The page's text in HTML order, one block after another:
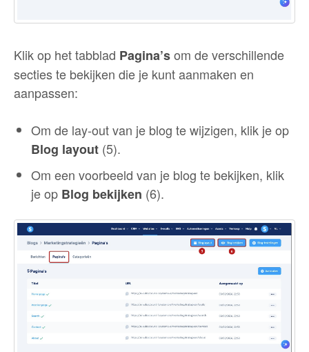
Klik op het tabblad Pagina’som de verschillende
secties te bekijken die je kunt aanmaken en
aanpassen:
Om de lay‑out van je blog te wijzigen, klik je op
Blog layout (5).
Om een voorbeeld van je blog te bekijken, klik
je op Blog bekijken (6).